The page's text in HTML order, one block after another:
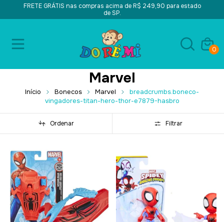
FRETE GRÁTIS nas compras acima de R$ 249,90 para estado
de SP.
0
Marvel
Início Bonecos Marvel
breadcrumbs.boneco-
vingadores-titan-hero-thor-e7879-hasbro
Ordenar Filtrar